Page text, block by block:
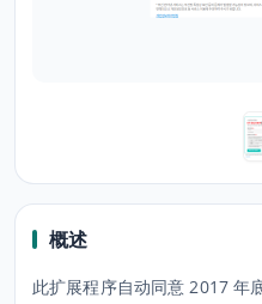
概述
此扩展程序自动同意 2017 年